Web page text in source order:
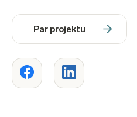
Par projektu